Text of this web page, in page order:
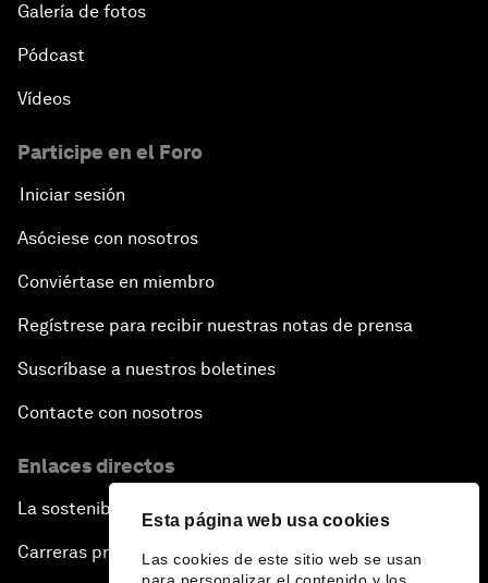
Esta página web usa cookies
Las cookies de este sitio web se usan
Galería de fotos
Pódcast
Vídeos
Participe en el Foro
Iniciar sesión
Asóciese con nosotros
Conviértase en miembro
Regístrese para recibir nuestras notas de prensa
Suscríbase a nuestros boletines
Contacte con nosotros
Enlaces directos
La sostenibilidad en el Foro
Carreras profesionales